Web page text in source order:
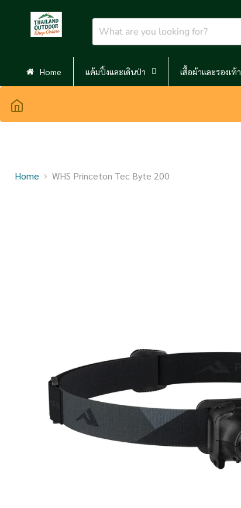
Home แค้มปิ้งและเดินป่า เสื้อผ้าและรองเท้า
Home WHS Princeton Tec Byte 200